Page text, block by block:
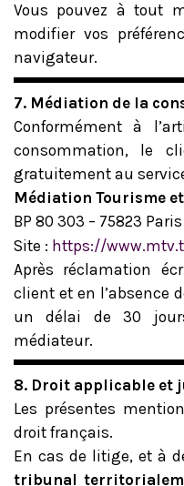
Vous pouvez à tout
modifier vos
navigateur.
7. Médiation de la
Conformément à
consommation, le
gratuitement au
Médiation Tourisme et
BP 80 303 – 75823 Paris
Site : https://
Après réclamation
client et en l’absence
un délai de 30
médiateur.
8. Droit applicable et
Les présentes
droit français.
En cas de litige, et à
tribunal